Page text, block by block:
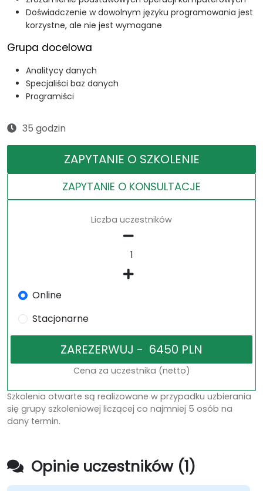
Doświadczenie w dowolnym języku programowania jest
korzystne, ale nie jest wymagane
Grupa docelowa
Analitycy danych
Specjaliści baz danych
Programiści
35 godzin
ZAPYTANIE O SZKOLENIE
ZAPYTANIE O KONSULTACJE
Liczba uczestników
Online
Stacjonarne
Cena za uczestnika (netto)
Szkolenia otwarte są realizowane w przypadku uzbierania
się grupy szkoleniowej liczącej co najmniej 5 osób na
dany termin.
Opinie uczestników (1)